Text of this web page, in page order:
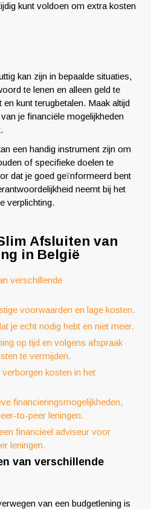
kunt voldoen om extra kosten
kan zijn in bepaalde situaties,
te lenen en alleen geld te
kunt terugbetalen. Maak altijd
je financiële mogelijkheden
een handig instrument zijn om
of specifieke doelen te
dat je goed geïnformeerd bent
neemt bij het
verplichting.
Afsluiten van
in België
verschillende
voorwaarden en lage kosten.
je echt nodig hebt en niet meer.
op tijd en volgens afspraak
te vermijden.
kosten in het
financieringsmogelijkheden,
to-peer leningen.
financieel adviseur voor
leningen.
van verschillende
van een budgetlening is